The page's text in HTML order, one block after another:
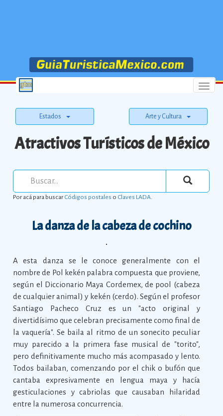
Menu
Estados Arte y Cultura
Atractivos Turísticos de México
Por acá para buscarCódigos postales o Claves LADA.
La danza de la cabeza de cochino
A esta danza se le conoce generalmente con el
nombre de Pol kekén palabra compuesta que proviene,
según el Diccionario Maya Cordemex, de pool (cabeza
de cualquier animal) y kekén (cerdo). Según el profesor
Santiago Pacheco Cruz es un "acto original y
divertidísimo que celebran precisamente como final de
la vaquería". Se baila al ritmo de un sonecito peculiar
muy parecido a la primera fase musical de "torito",
pero definitivamente mucho más acompasado y lento.
Todos bailaban, comenzando por el chik o bufón que
cantaba expresivamente en lengua maya y hacía
gesticulaciones y cabriolas que causaban hilaridad
entre la numerosa concurrencia.